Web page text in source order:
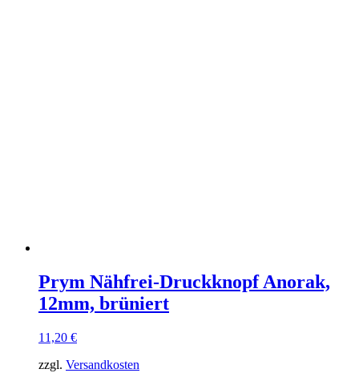
Prym Nähfrei-Druckknopf Anorak,
12mm, brüniert
11,20 €
zzgl. Versandkosten